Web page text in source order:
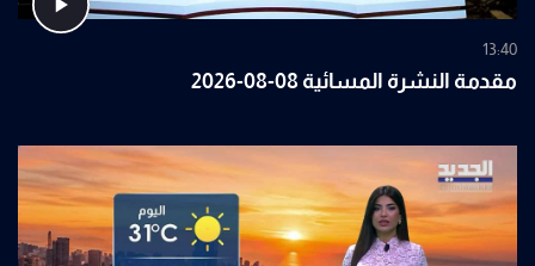
13:40
مقدمة النشرة المسائية 08-08-2026